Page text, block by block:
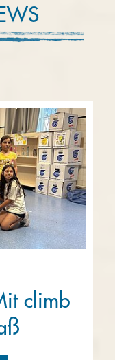
climb